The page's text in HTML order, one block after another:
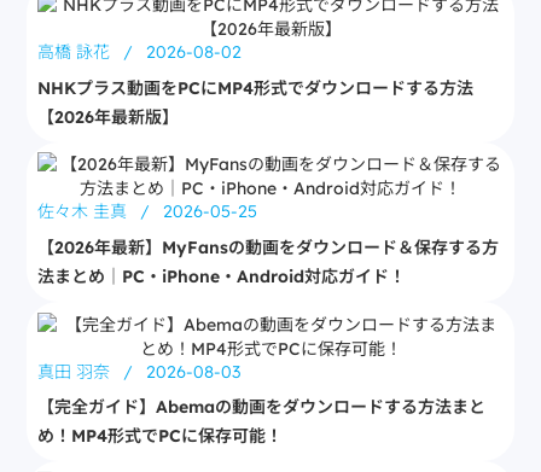
高橋 詠花 /
2026-08-02
NHKプラス動画をPCにMP4形式でダウンロードする方法
【2026年最新版】
佐々木 圭真 /
2026-05-25
【2026年最新】MyFansの動画をダウンロード＆保存する方
法まとめ｜PC・iPhone・Android対応ガイド！
真田 羽奈 /
2026-08-03
【完全ガイド】Abemaの動画をダウンロードする方法まと
め！MP4形式でPCに保存可能！